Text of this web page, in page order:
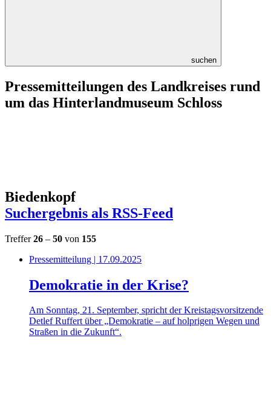
suchen
Pressemitteilungen des Landkreises rund
um das Hinterlandmuseum Schloss
Biedenkopf
Suchergebnis als RSS-Feed
Treffer26 – 50 von 155
Pressemitteilung | 17.09.2025
Demokratie in der Krise?
Am Sonntag, 21. September, spricht der Kreistagsvorsitzende
Detlef Ruffert über „Demokratie – auf holprigen Wegen und
Straßen in die Zukunft“.